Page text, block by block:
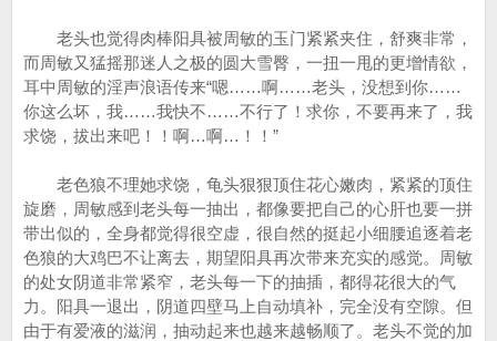
老头也觉得肉棒阳具被周敏的玉门紧紧夹住，舒爽非常，
而周敏又猛摇那迷人之极的圆大雪臀，一扭一甩的更增情欲，
耳中周敏的淫声浪语传来“嗯……啊……老头，没想到你……
你这么坏，我……我快不……不行了！求你，不要再来了，我
求饶，拔出来吧！！啊…啊…！！”
老色狼不理她求饶，龟头狠狠顶住花心嫩肉，紧紧的顶住
旋磨，周敏感到老头每一抽出，都像要把自己的心肝也要一拼
带出似的，全身都觉得很空虚，很自然的挺起小细腰追逐着老
色狼的大鸡巴不让离去，期望阳具再次带来充实的感觉。周敏
的处女阴道非常紧窄，老头每一下的抽插，都得花很大的气
力。阳具一退出，阴道四壁马上自动填补，完全没有空隙。但
由于有爱液的滋润，抽动起来也越来越畅顺了。老头不觉的加